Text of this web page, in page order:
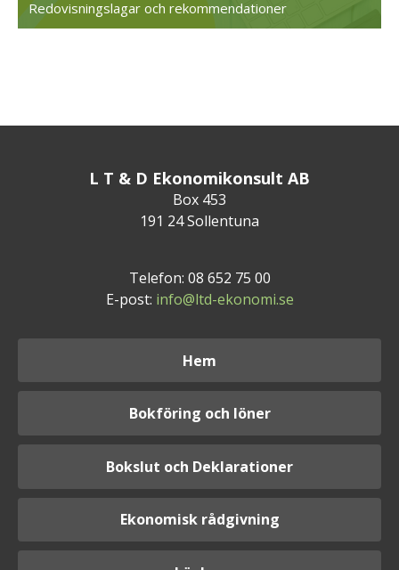
Redovisningslagar och rekommendationer
L T & D Ekonomikonsult AB
Box 453
191 24 Sollentuna
Telefon: 08 652 75 00
E-post: info@ltd-ekonomi.se
Hem
Bokföring och löner
Bokslut och Deklarationer
Ekonomisk rådgivning